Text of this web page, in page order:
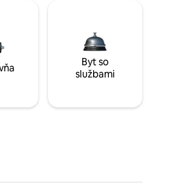
Byt so
službami